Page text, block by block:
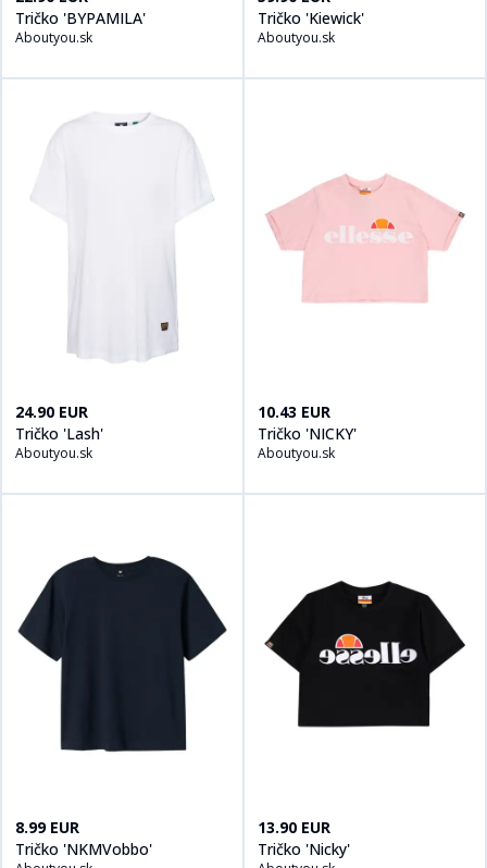
Tričko 'BYPAMILA'
Aboutyou.sk
Tričko 'Kiewick'
Aboutyou.sk
24.90 EUR
Tričko 'Lash'
Aboutyou.sk
Kúpiť produt Aboutyou.sk
10.43 EUR
Tričko 'NICKY'
Aboutyou.sk
Kúpiť produt
8.99 EUR
Tričko 'NKMVobbo'
Kúpiť produt naAboutyou.sk
13.90 EUR
Tričko 'Nicky'
Kúpiť produt